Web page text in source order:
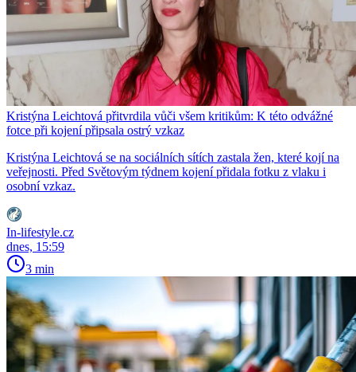
Kristýna Leichtová přitvrdila vůči všem kritikům: K této odvážné
fotce při kojení připsala ostrý vzkaz
Kristýna Leichtová se na sociálních sítích zastala žen, které kojí na
veřejnosti. Před Světovým týdnem kojení přidala fotku z vlaku i
osobní vzkaz.
In-lifestyle.cz
dnes, 15:59
3 min